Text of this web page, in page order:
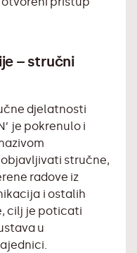
– stručni
djelatnosti
je pokrenulo i
objavljivati stručne,
radove iz
i ostalih
cilj je poticati
u